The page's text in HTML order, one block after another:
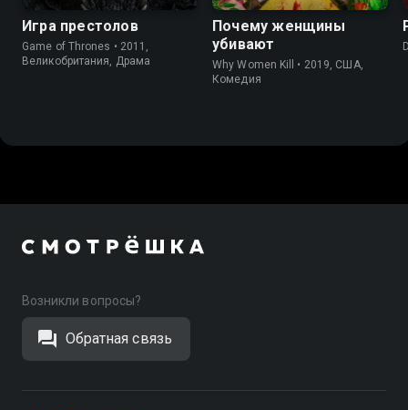
Игра престолов
Game of Thrones • 2011,
Великобритания, Драма
Почему женщины
убивают
Why Women Kill • 2019, США,
Комедия
Возникли вопросы?
Обратная связь